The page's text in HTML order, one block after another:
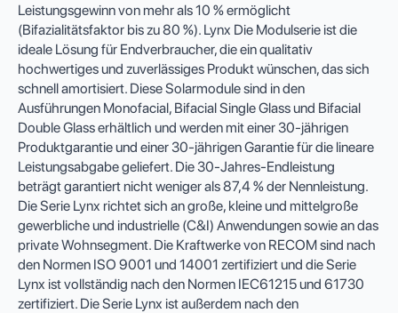
Leistungsgewinn von mehr als 10 % ermöglicht
(Bifazialitätsfaktor bis zu 80 %). Lynx Die Modulserie ist die
ideale Lösung für Endverbraucher, die ein qualitativ
hochwertiges und zuverlässiges Produkt wünschen, das sich
schnell amortisiert. Diese Solarmodule sind in den
Ausführungen Monofacial, Bifacial Single Glass und Bifacial
Double Glass erhältlich und werden mit einer 30-jährigen
Produktgarantie und einer 30-jährigen Garantie für die lineare
Leistungsabgabe geliefert. Die 30-Jahres-Endleistung
beträgt garantiert nicht weniger als 87,4 % der Nennleistung.
Die Serie Lynx richtet sich an große, kleine und mittelgroße
gewerbliche und industrielle (C&I) Anwendungen sowie an das
private Wohnsegment. Die Kraftwerke von RECOM sind nach
den Normen ISO 9001 und 14001 zertifiziert und die Serie
Lynx ist vollständig nach den Normen IEC61215 und 61730
zertifiziert. Die Serie Lynx ist außerdem nach den